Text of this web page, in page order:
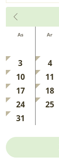
As Ar
3
4
10
11
17
18
24
25
31